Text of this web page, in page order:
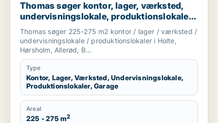
Thomas søger kontor, lager, værksted,
undervisningslokale, produktionslokaler
eller garage til leje i Holte, Hørsholm eller
Allerød m.fl.
Thomas søger 225-275 m2 kontor / lager / værksted /
undervisningslokale / produktionslokaler i Holte,
Hørsholm, Allerød, B...
Type
Kontor, Lager, Værksted, Undervisningslokale,
Produktionslokaler, Garage
Areal
225 - 275 m2